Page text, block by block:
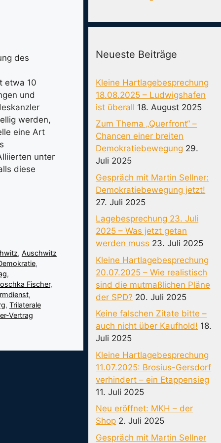
des
etwa 10
und
werden,
eine Art
unter
diese
, Auschwitz
,
,
Fischer,
,
, Trilaterale
Vertrag
Neueste Beiträge
Kleine Hartlagebesprechung
18.08.2025 – Ludwigshafen
ist überall 18. August 2025
Zum Thema „Querfront“ –
Chancen einer breiten
Demokratiebewegung 29.
Juli 2025
Gespräch mit Martin Sellner:
Demokratiebewegung jetzt!
27. Juli 2025
Lagebesprechung 23. Juli
2025 – Was jetzt getan
werden muss 23. Juli 2025
Kleine Hartlagebesprechung
20.07.2025 – Wie realistisch
sind die mutmaßlichen Pläne
der SPD? 20. Juli 2025
Keine falschen Zitate bitte –
auch nicht über Kaufhold! 18.
Juli 2025
Kleine Hartlagebesprechung
11.07.2025: Brosius-Gersdorf
verhindert – ein Etappensieg
11. Juli 2025
Neu eröffnet: MKH – der
Shop 2. Juli 2025
Gespräch mit Martin Sellner